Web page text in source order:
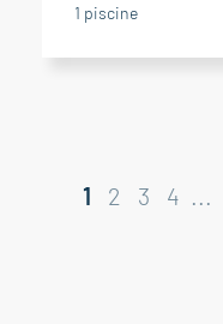
1 piscine
1 2 3 4 ...